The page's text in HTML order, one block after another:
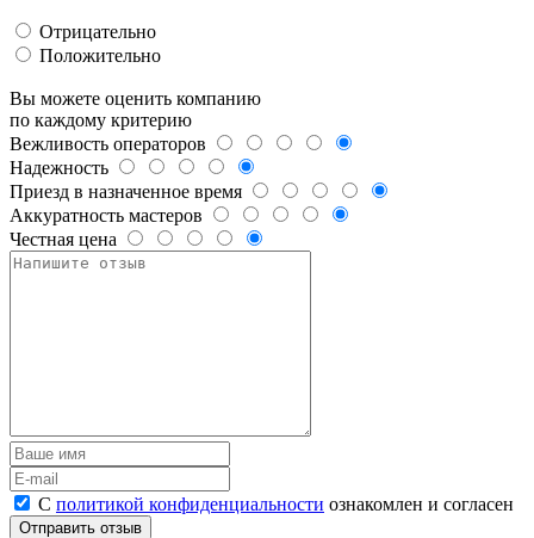
Отрицательно
Положительно
Вы можете оценить компанию
по каждому критерию
Вежливость операторов
Надежность
Приезд в назначенное время
Аккуратность мастеров
Честная цена
С политикой конфиденциальности ознакомлен и согласен